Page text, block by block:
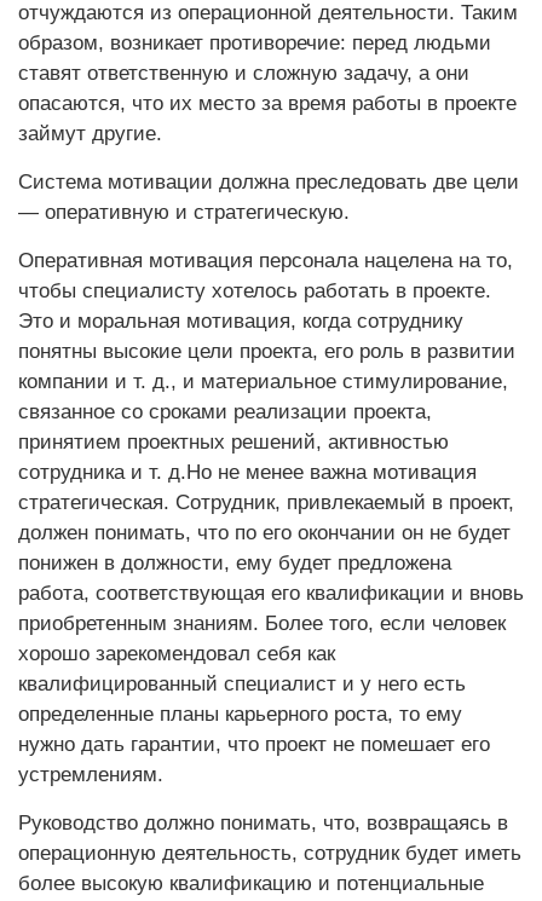
отчуждаются из операционной деятельности. Таким
образом, возникает противоречие: перед людьми
ставят ответственную и сложную задачу, а они
опасаются, что их место за время работы в проекте
займут другие.
Система мотивации должна преследовать две цели
— оперативную и стратегическую.
Оперативная мотивация персонала нацелена на то,
чтобы специалисту хотелось работать в проекте.
Это и моральная мотивация, когда сотруднику
понятны высокие цели проекта, его роль в развитии
компании и т. д., и материальное стимулирование,
связанное со сроками реализации проекта,
принятием проектных решений, активностью
сотрудника и т. д.Но не менее важна мотивация
стратегическая. Сотрудник, привлекаемый в проект,
должен понимать, что по его окончании он не будет
понижен в должности, ему будет предложена
работа, соответствующая его квалификации и вновь
приобретенным знаниям. Более того, если человек
хорошо зарекомендовал себя как
квалифицированный специалист и у него есть
определенные планы карьерного роста, то ему
нужно дать гарантии, что проект не помешает его
устремлениям.
Руководство должно понимать, что, возвращаясь в
операционную деятельность, сотрудник будет иметь
более высокую квалификацию и потенциальные